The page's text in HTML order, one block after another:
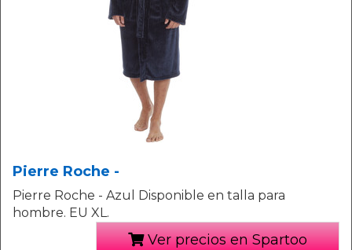
Pierre Roche -
Pierre Roche - Azul Disponible en talla para
hombre. EU XL.
Ver precios en Spartoo